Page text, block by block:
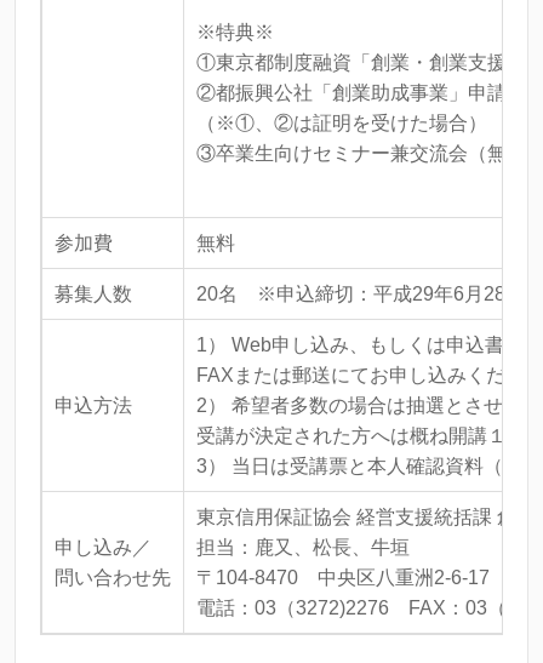
※特典※
①東京都制度融資「創業・創業支援特
②都振興公社「創業助成事業」申請対
（※①、②は証明を受けた場合）
③卒業生向けセミナー兼交流会（無料
参加費 無料
募集人数 20名 ※申込締切：平成29年6月28日(
申込方法
1） Web申し込み、もしくは申込書に
FAXまたは郵送にてお申し込みくださ
2） 希望者多数の場合は抽選とさせて
受講が決定された方へは概ね開講１週
3） 当日は受講票と本人確認資料（運
申し込み／
問い合わせ先
東京信用保証協会 経営支援統括課 創業
担当：鹿又、松長、牛垣
〒104-8470 中央区八重洲2-6-17
電話：03（3272)2276 FAX：03（